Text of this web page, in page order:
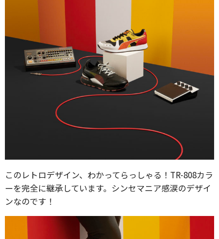
このレトロデザイン、わかってらっしゃる！TR-808カラ
ーを完全に継承しています。シンセマニア感涙のデザイ
ンなのです！